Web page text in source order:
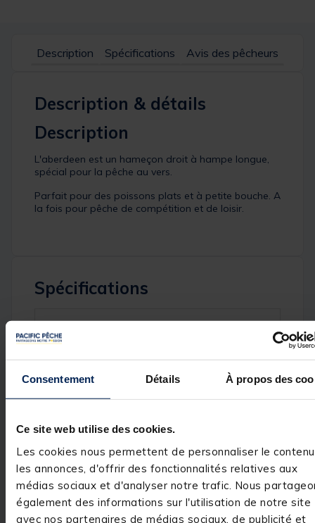
Consentement Détails À propos des
Ce site web utilise des cookies.
Les cookies nous permettent de personnaliser le
les annonces, d'offrir des fonctionnalités relatives aux
médias sociaux et d'analyser notre trafic. Nous
également des informations sur l'utilisation de notre site
avec nos partenaires de médias sociaux, de publicité et
Description Spécifications Avis des pêcheurs
Description & détails
Description
L'aberdeen est un hameçon droit à hampe longue,
spécial pour la pêche au vers.
Parfait pour des poissons plats et à petite bouche. A
la fois pour pêche de compétition et de loisir.
Spécifications
Réf.
Avis des pêcheurs
5
/5
Avis vérifié
bon produit